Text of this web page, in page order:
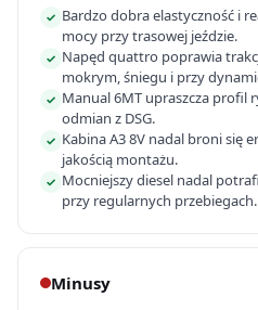
✓ Bardzo dobra elastyczność i
mocy przy trasowej jeździe.
✓ Napęd quattro poprawia
mokrym, śniegu i przy
✓ Manual 6MT upraszcza profil
odmian z DSG.
✓ Kabina A3 8V nadal broni się
jakością montażu.
✓ Mocniejszy diesel nadal
przy regularnych przebiegach.
Minusy